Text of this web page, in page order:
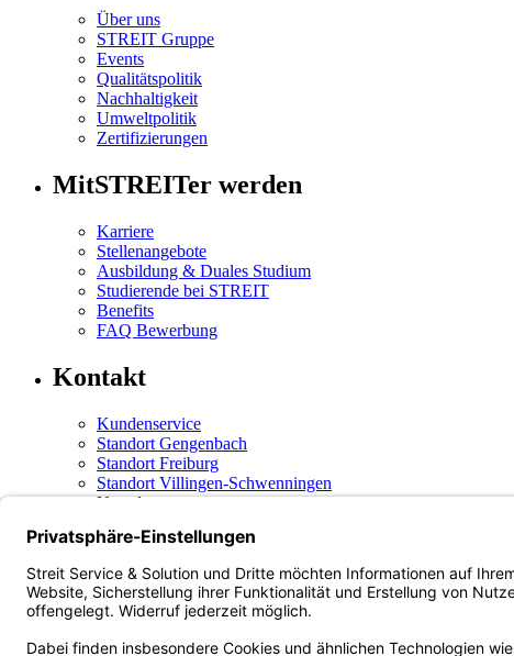
Über uns
STREIT Gruppe
Events
Qualitätspolitik
Nachhaltigkeit
Umweltpolitik
Zertifizierungen
MitSTREITer werden
Karriere
Stellenangebote
Ausbildung & Duales Studium
Studierende bei STREIT
Benefits
FAQ Bewerbung
Kontakt
Kundenservice
Standort Gengenbach
Standort Freiburg
Standort Villingen-Schwenningen
Newsletter
Social Media
Instagram(öffnet in neuem Tab)
Facebook(öffnet in neuem Tab)